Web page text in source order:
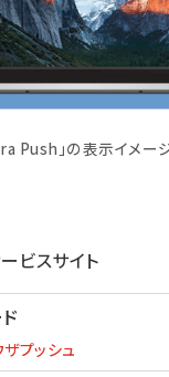
Push」の表示イメー
ビスサイト
プッシュ